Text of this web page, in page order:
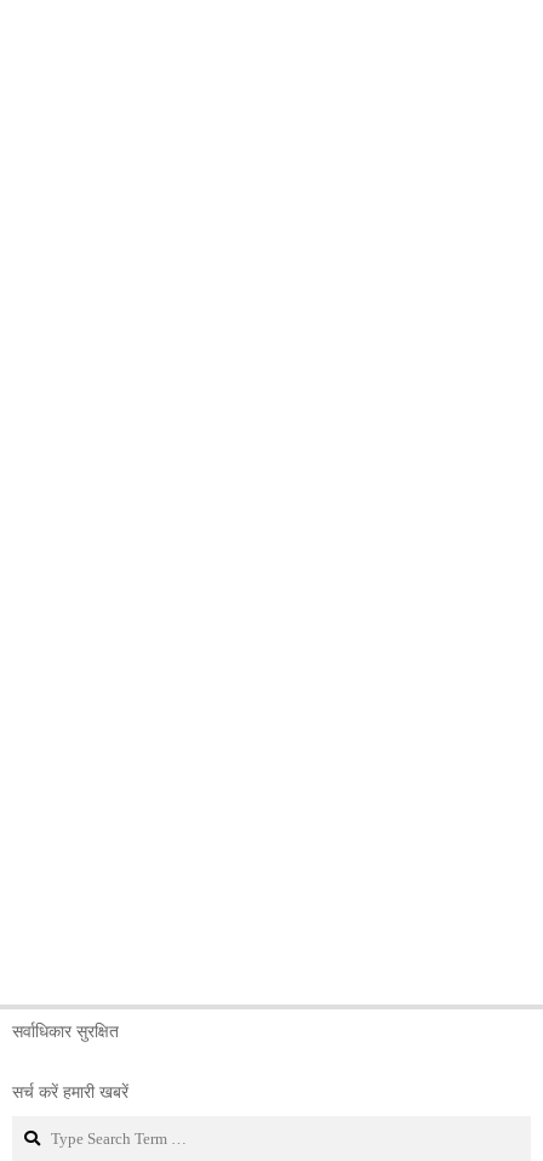
सर्वाधिकार सुरक्षित
सर्च करें हमारी खबरें